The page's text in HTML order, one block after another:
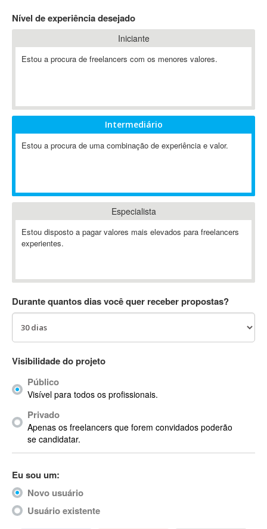
802.11
A-GPS
ABAP
Abaqus
ABBYY FineReader
Ableton
Ableton Push
Abstract
AC3
ACID Pro
ACPI
Acrobat
Acrobat X
Acronis
ACT
Actimize
ActionScript
ActionScript 3
Nível de experiência desejado
Iniciante
Estou a procura de freelancers com os menores valores.
Intermediário
Estou a procura de uma combinação de experiência e valor.
Especialista
Estou disposto a pagar valores mais elevados para freelancers
experientes.
Durante quantos dias você quer receber propostas?
Visibilidade do projeto
Público
Visível para todos os profissionais.
Privado
Apenas os freelancers que forem convidados poderão
se candidatar.
Eu sou um:
Novo usuário
Usuário existente